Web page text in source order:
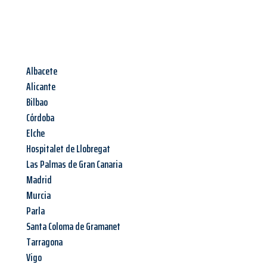
Albacete
Alicante
Bilbao
Córdoba
Elche
Hospitalet de Llobregat
Las Palmas de Gran Canaria
Madrid
Murcia
Parla
Santa Coloma de Gramanet
Tarragona
Vigo